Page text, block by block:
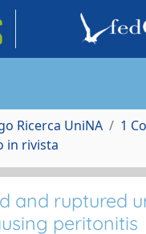
Ricerca UniNA
1
in rivista
and ruptured
peritonitis